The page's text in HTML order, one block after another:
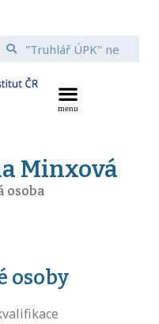
Minxová
osoba
osoby